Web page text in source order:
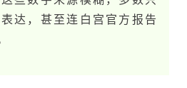
达，甚至连白宫官方报告